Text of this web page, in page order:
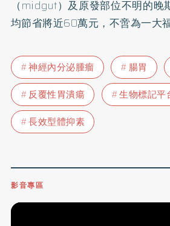
（midgut）及原發部位不明的
均節省將近60萬元，不啻為一大
神經內分泌腫瘤 腸胃
反覆性胃潰瘍
生物標記平
長效型體抑素
影音專區